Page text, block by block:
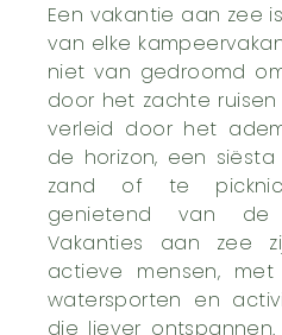
Een vakantie aan zee
van elke
niet van gedroomd
door het zachte
verleid door het
de horizon, een
zand of te
genietend van de
Vakanties aan zee
actieve mensen,
watersporten en
die liever